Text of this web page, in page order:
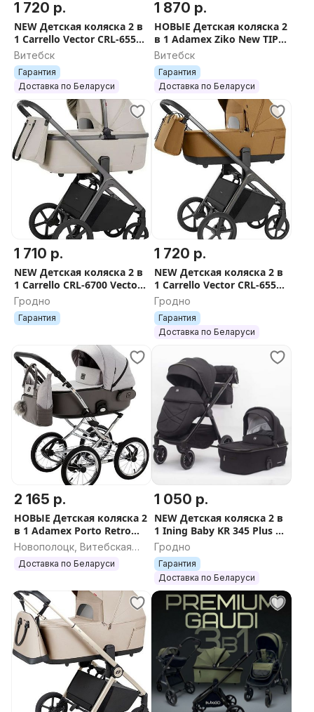
1 720 р.
NEW Детская коляска 2 в
1 Carrello Vector CRL-6550
Vector Ultimate Grey
Витебск
Гарантия
Доставка по Беларуси
1 870 р.
НОВЫЕ Детская коляска 2
в 1 Adamex Ziko New TIP
TK-1
Витебск
Гарантия
Доставка по Беларуси
1 710 р.
NEW Детская коляска 2 в
1 Carrello CRL-6700 Vector
F Zephyr Beige +
БЕСПЛАТНАЯ ДОСТАВКА
Гродно
Гарантия
1 720 р.
NEW Детская коляска 2 в
1 Carrello Vector CRL-6550
Vector Golden Beige
Гродно
Гарантия
Доставка по Беларуси
2 165 р.
НОВЫЕ Детская коляска 2
в 1 Adamex Porto Retro
Deluxe PS-79
Новополоцк, Витебская
область
Доставка по Беларуси
1 050 р.
NEW Детская коляска 2 в
1 Ining Baby KR 345 Plus +
БЕСПЛАТНАЯ ДОСТАВКА
Гродно
Гарантия
Доставка по Беларуси